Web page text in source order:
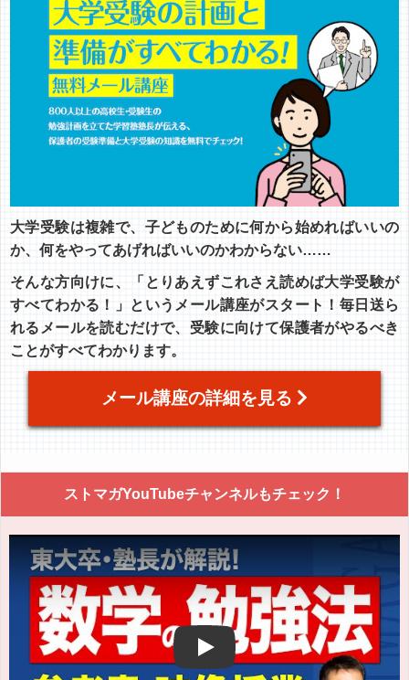
大学受験は複雑で、子どものために何から始めればいいの
か、何をやってあげればいいのかわからない……
そんな方向けに、「とりあえずこれさえ読めば大学受験が
すべてわかる！」というメール講座がスタート！毎日送ら
れるメールを読むだけで、受験に向けて保護者がやるべき
ことがすべてわかります。
メール講座の詳細を見る
ストマガYouTubeチャンネルもチェック！
Play